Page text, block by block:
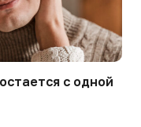
с одной